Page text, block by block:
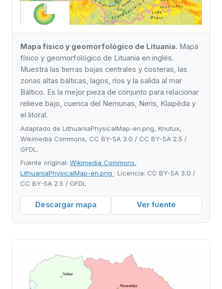
Mapa físico y geomorfológico de Lituania. Mapa
físico y geomorfológico de Lituania en inglés.
Muestra las tierras bajas centrales y costeras, las
zonas altas bálticas, lagos, ríos y la salida al mar
Báltico. Es la mejor pieza de conjunto para relacionar
relieve bajo, cuenca del Nemunas, Neris, Klaipėda y
el litoral.
Adaptado de LithuaniaPhysicalMap-en.png, Knutux,
Wikimedia Commons, CC BY-SA 3.0 / CC BY-SA 2.5 /
GFDL.
Fuente original: Wikimedia Commons,
LithuaniaPhysicalMap-en.png · Licencia: CC BY-SA 3.0 /
CC BY-SA 2.5 / GFDL
Descargar mapa Ver fuente